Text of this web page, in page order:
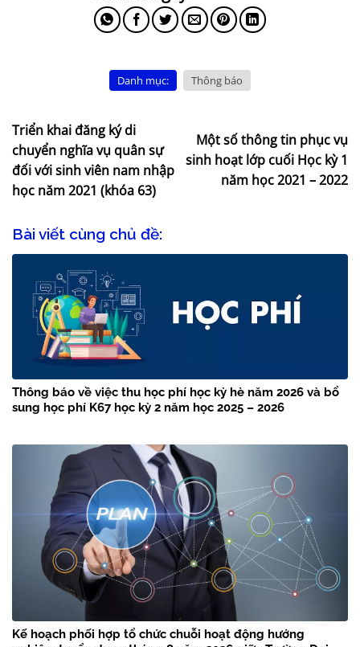
Danh mục: Thông báo
Triển khai đăng ký di
chuyển nghĩa vụ quân sự
đối với sinh viên nam nhập
học năm 2021 (khóa 63)
Một số thông tin phục vụ
sinh hoạt lớp cuối Học kỳ 1
năm học 2021 – 2022
Bài viết cùng chủ đề:
Thông báo về việc thu học phí học kỳ hè năm 2026 và bổ
sung học phí K67 học kỳ 2 năm học 2025 – 2026
Kế hoạch phối hợp tổ chức chuỗi hoạt động hướng